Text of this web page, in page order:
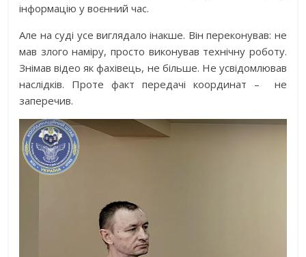
інформацію у воєнний час.
Але на суді усе виглядало інакше. Він переконував: не
мав злого наміру, просто виконував технічну роботу.
Знімав відео як фахівець, не більше. Не усвідомлював
наслідків. Проте факт передачі координат –
не
заперечив.